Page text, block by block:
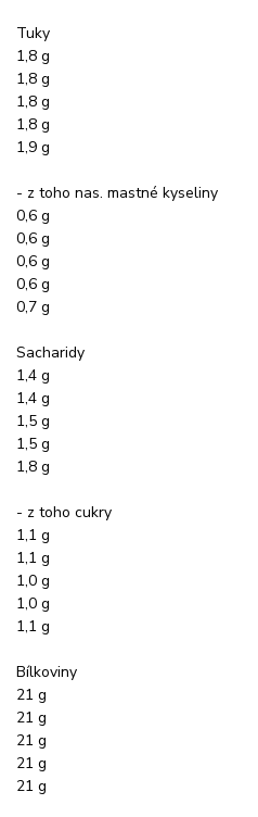
Tuky
1,8 g
1,8 g
1,8 g
1,8 g
1,9 g
- z toho nas. mastné kyseliny
0,6 g
0,6 g
0,6 g
0,6 g
0,7 g
Sacharidy
1,4 g
1,4 g
1,5 g
1,5 g
1,8 g
- z toho cukry
1,1 g
1,1 g
1,0 g
1,0 g
1,1 g
Bílkoviny
21 g
21 g
21 g
21 g
21 g